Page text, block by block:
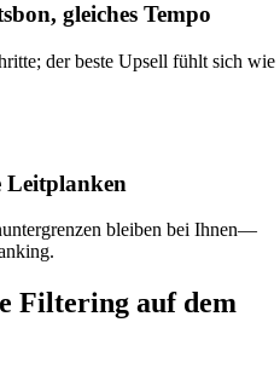
gleiches Tempo
der beste Upsell fühlt sich wie
Leitplanken
bleiben bei Ihnen—
Filtering auf dem